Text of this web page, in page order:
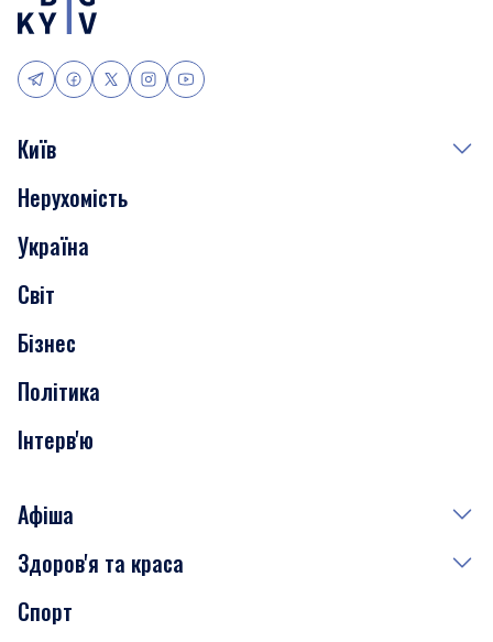
Київ
Події
Скандали
Нерухомість
Транспорт
Нерухомість
Україна
Світ
Бізнес
Політика
Інтерв'ю
Афіша
Сьогодні
Завтра
Здоров'я та краса
Медицина
Спорт